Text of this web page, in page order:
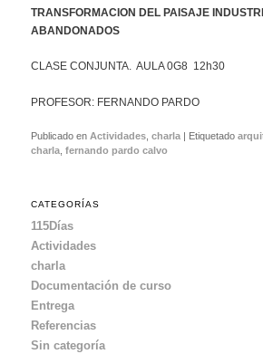
TRANSFORMACION DEL PAISAJE
ABANDONADOS
CLASE CONJUNTA. AULA 0G8 12h30
PROFESOR: FERNANDO PARDO
Publicado en Actividades ,charla | Etiquetado
charla ,fernando pardo calvo
CATEGORÍAS
115Días
Actividades
charla
Documentación de curso
Entrega
Referencias
Sin categoría